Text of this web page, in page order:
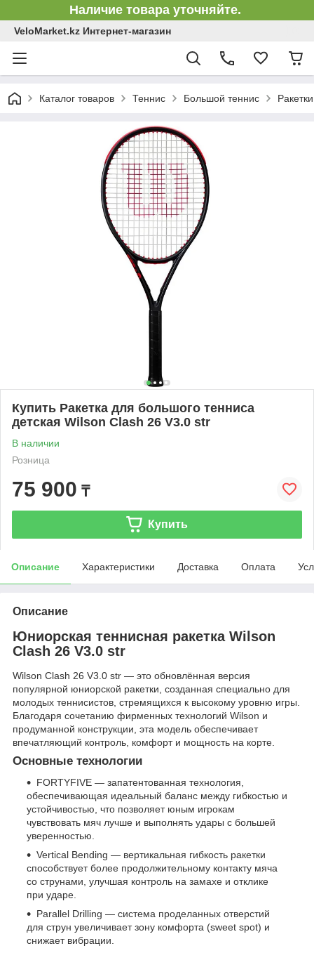
Наличие товара уточняйте.
VeloMarket.kz Интернет-магазин
Каталог товаров Теннис Большой теннис
Купить Ракетка для большого тенниса
детская Wilson Clash 26 V3.0 str
В наличии
Розница
75 900 ₸
Купить
Описание Характеристики Доставка Оплата
Описание
Юниорская теннисная ракетка Wilson
Clash 26 V3.0 str
Wilson Clash 26 V3.0 str — это обновлённая версия
популярной юниорской ракетки, созданная специально для
молодых теннисистов, стремящихся к высокому уровню игры.
Благодаря сочетанию фирменных технологий Wilson и
продуманной конструкции, эта модель обеспечивает
впечатляющий контроль, комфорт и мощность на корте.
Основные технологии
FORTYFIVE — запатентованная технология,
обеспечивающая идеальный баланс между гибкостью и
устойчивостью, что позволяет юным игрокам
чувствовать мяч лучше и выполнять удары с большей
уверенностью.
Vertical Bending — вертикальная гибкость ракетки
способствует более продолжительному контакту мяча
со струнами, улучшая контроль на замахе и отклике
при ударе.
Parallel Drilling — система проделанных отверстий
для струн увеличивает зону комфорта (sweet spot) и
снижает вибрации.